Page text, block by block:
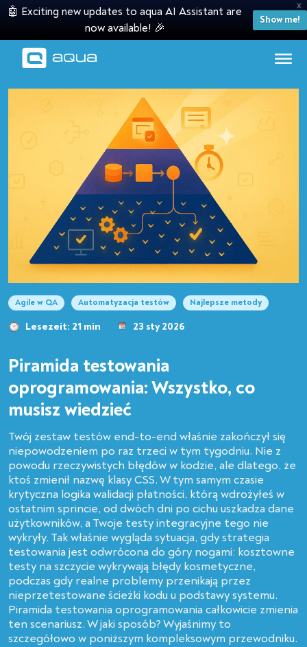
X
🤖 Exciting new updates to aqua AI Assistant are
now available! 🎉
Show me!
Agile w QA Automatyzacja testów Najlepsze metody
Lesezeit: 21 min 23 sty 2026
Piramida testowania
oprogramowania: Wszystko, co
musisz wiedzieć
Twój zestaw testów end-to-end właśnie zakończył się
niepowodzeniem po raz trzeci w tym tygodniu. Nie z
powodu rzeczywistych błędów w kodzie, ale dlatego, że
ktoś zmienił nazwę klasy CSS. W tym samym czasie
krytyczna logika walidacji płatności, którą wdrożyłeś w
ostatnim sprincie, od dwóch dni po cichu uszkadza dane
użytkowników, a Twoje testy integracyjne tego nie
wykryły. Tak właśnie wygląda sytuacja, gdy strategia
testowania jest odwrócona do góry nogami: kosztowne
testy na szczycie wykrywają błędy kosmetyczne,
podczas gdy realne problemy przenikają przez
nieprzetestowane ścieżki kodu u podstawy systemu.
Piramida testowania oprogramowania całkowicie zmienia
ten scenariusz. W jaki sposób? Wyjaśnimy to
szczegółowo w poniższym kompleksowym przewodniku.